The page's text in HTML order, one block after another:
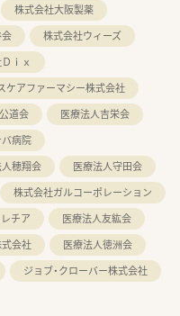
株式会社大阪製薬
株式会社ウィーズ
ｉｘ
ケアファーマシー株式会社
道会
医療法人吉栄会
病院
穂翔会
医療法人守田会
株式会社ガルコーポレーション
チア
医療法人友紘会
会社
医療法人徳洲会
ジョブ・クローバー株式会社